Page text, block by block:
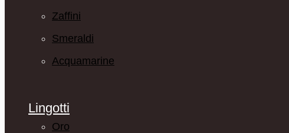
Zaffini
Smeraldi
Acquamarine
Lingotti
Oro